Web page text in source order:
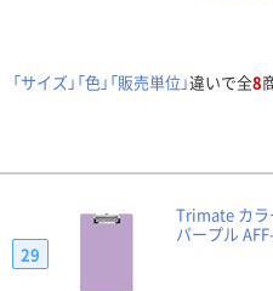
「サイズ」「色」「販売単位」違いで全8
Trimate カラ
パープル
29